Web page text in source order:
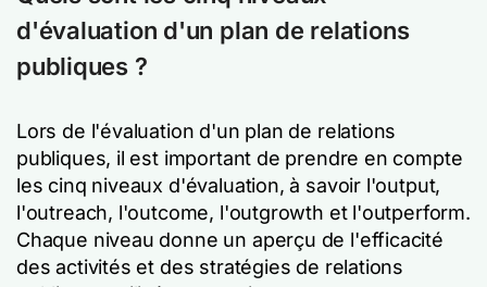
d'évaluation d'un plan de relations
publiques ?
Lors de l'évaluation d'un plan de relations
publiques, il est important de prendre en compte
les cinq niveaux d'évaluation, à savoir l'output,
l'outreach, l'outcome, l'outgrowth et l'outperform.
Chaque niveau donne un aperçu de l'efficacité
des activités et des stratégies de relations